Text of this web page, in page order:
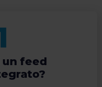
un feed